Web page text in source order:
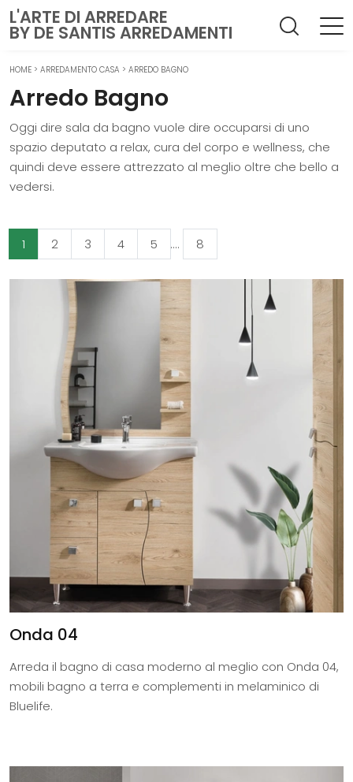
L'ARTE DI ARREDARE
BY DE SANTIS ARREDAMENTI
HOME > ARREDAMENTO CASA > ARREDO BAGNO
Arredo Bagno
Oggi dire sala da bagno vuole dire occuparsi di uno
spazio deputato a relax, cura del corpo e wellness, che
quindi deve essere attrezzato al meglio oltre che bello a
vedersi.
1 2 3 4 5 .... 8
Onda 04
Arreda il bagno di casa moderno al meglio con Onda 04,
mobili bagno a terra e complementi in melaminico di
Bluelife.